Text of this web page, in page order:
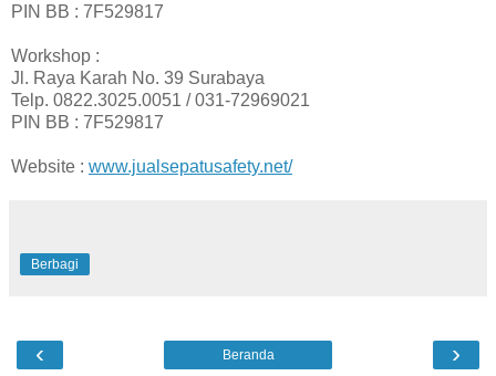
PIN BB : 7F529817
Workshop :
Jl. Raya Karah No. 39 Surabaya
Telp. 0822.3025.0051 / 031-72969021
PIN BB : 7F529817
Website : www.jualsepatusafety.net/
Berbagi
‹ ›
Beranda